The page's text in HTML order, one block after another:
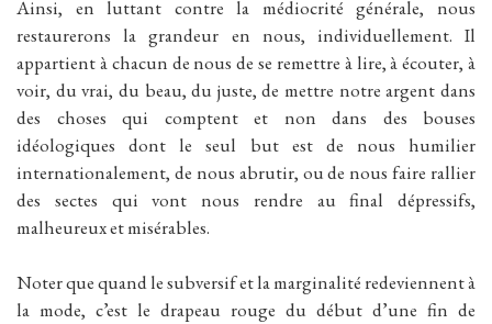
Ainsi, en luttant contre la médiocrité générale, nous
restaurerons la grandeur en nous, individuellement. Il
appartient à chacun de nous de se remettre à lire, à écouter, à
voir, du vrai, du beau, du juste, de mettre notre argent dans
des choses qui comptent et non dans des bouses
idéologiques dont le seul but est de nous humilier
internationalement, de nous abrutir, ou de nous faire rallier
des sectes qui vont nous rendre au final dépressifs,
malheureux et misérables.
Noter que quand le subversif et la marginalité redeviennent à
la mode, c’est le drapeau rouge du début d’une fin de